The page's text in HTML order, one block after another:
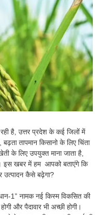
है, उत्तर प्रदेश के कई जिलों में
तापमान किसानो के लिए चिंता
के लिए उपयुक्त माना जाता है,
इस खबर में हम आपको बताएंगे कि
उत्पादन कैसे बढ़ेगा?
धान-1” नामक नई किस्म विकसित की
और पैदावार भी अच्छी होगी।